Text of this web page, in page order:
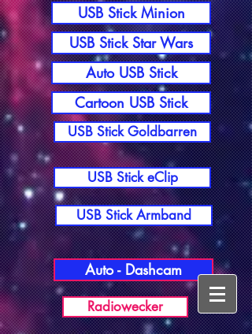
USB Stick Minion
USB Stick Star Wars
Auto USB Stick
Cartoon USB Stick
USB Stick Goldbarren
USB Stick eClip
USB Stick Armband
Auto - Dashcam
Radiowecker